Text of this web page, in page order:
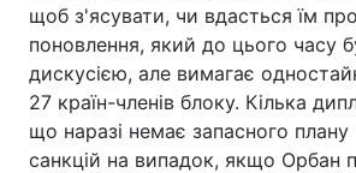
щоб з'ясувати, чи вдасться їм
поновлення, який до цього часу
дискусією, але вимагає
27 країн-членів блоку. Кілька
що наразі немає запасного
санкцій на випадок, якщо Орбан